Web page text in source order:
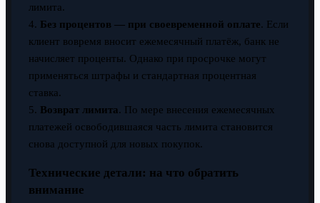
лимита.
4. Без процентов — при своевременной оплате. Если
клиент вовремя вносит ежемесячный платёж, банк не
начисляет проценты. Однако при просрочке могут
применяться штрафы и стандартная процентная
ставка.
5. Возврат лимита. По мере внесения ежемесячных
платежей освободившаяся часть лимита становится
снова доступной для новых покупок.
Технические детали: на что обратить
внимание